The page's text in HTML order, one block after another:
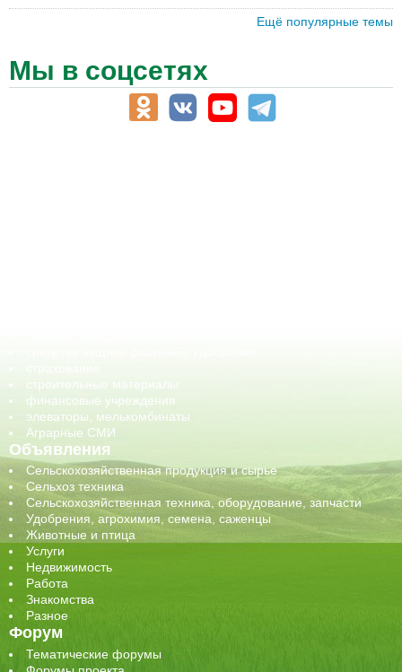
Ещё популярные темы
Мы в соцсетях
строительные материалы
финансовые учреждения
элеваторы, мелькомбинаты
Аграрные СМИ
Объявления
Сельскохозяйственная продукция и сырье
Сельхоз техника
Сельскохозяйственная техника, оборудование, запчасти
Удобрения, агрохимия, семена, саженцы
Животные и птица
Услуги
Недвижимость
Работа
Знакомства
Разное
Форум
Тематические форумы